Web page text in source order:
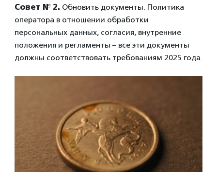
Совет № 2. Обновить документы. Политика
оператора в отношении обработки
персональных данных, согласия, внутренние
положения и регламенты – все эти документы
должны соответствовать требованиям 2025 года.